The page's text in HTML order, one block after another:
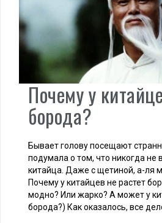
Почему у
борода?
Бывает голову посещают
подумала о том, что никогда не
китайца. Даже с щетиной, а-ля
Почему у китайцев не растет
модно? Или жарко? А может у
борода?) Как оказалось, все